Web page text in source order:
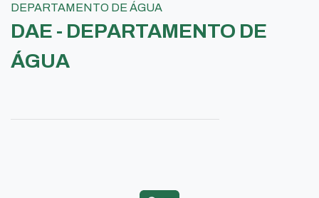
DEPARTAMENTO DE ÁGUA
DAE - DEPARTAMENTO DE
ÁGUA